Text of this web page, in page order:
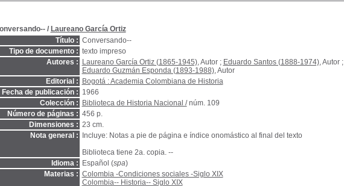
/ Laureano García Ortiz
Título : Conversando--
Tipo de documento : texto impreso
Autores :
Laureano García Ortiz (1865-1945), Autor ; Eduardo Santos (1888-1974), Autor ;
Eduardo Guzmán Esponda (1893-1988), Autor
Editorial :
Bogotá : Academia Colombiana de Historia
Fecha de publicación : 1966
Colección :
Biblioteca de Historia Nacional /núm. 109
Número de páginas : 456 p.
Dimensiones : 23 cm.
Nota general :
Incluye: Notas a pie de página e índice onomástico al final del texto
Biblioteca tiene 2a. copia. --
Idioma :
Español (spa)
Materias : Colombia -Condiciones sociales -Siglo XIX
Colombia-- Historia-- Siglo XIX